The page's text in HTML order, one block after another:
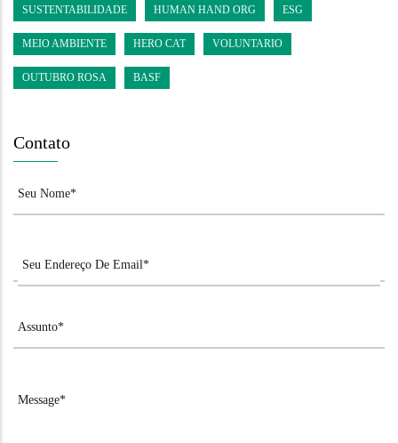
SUSTENTABILIDADE HUMAN HAND ORG ESG
MEIO AMBIENTE HERO CAT VOLUNTARIO
OUTUBRO ROSA BASF
Contato